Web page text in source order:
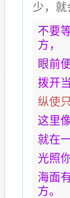
少，就
不要
方，
眼前
拨开
纵使
这里
就在
光照
海面
方。